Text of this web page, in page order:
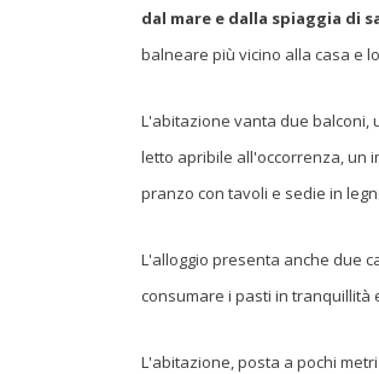
dal mare e dalla spiaggia di
balneare più vicino alla casa e lo
L'abitazione vanta due balconi,
letto apribile all'occorrenza, un
pranzo con tavoli e sedie in
L'alloggio presenta anche due
consumare i pasti in tranquillità
L'abitazione, posta a pochi